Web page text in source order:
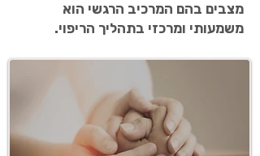
מצבים בהם המרכיב הרגשי הוא
משמעותי ומרכזי בתהליך הריפוי.